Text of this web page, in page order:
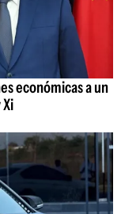
económicas a un